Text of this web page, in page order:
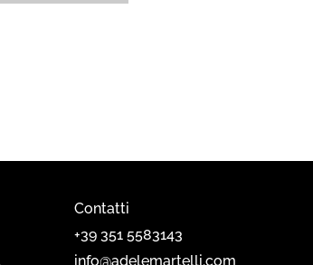
Contatti
+39 351 5583143
info@adelemartelli.com